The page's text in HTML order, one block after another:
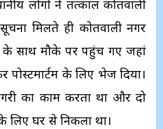
लोगों ने तत्काल कोतवाली
मिलते ही कोतवाली नगर
के साथ मौके पर पहुंच गए जहां
के लिए भेज दिया।
का काम करता था और दो
लिए घर से निकला था।